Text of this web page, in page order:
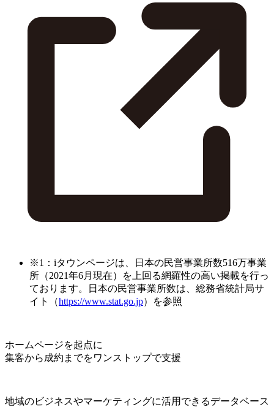
※1：iタウンページは、日本の民営事業所数516万事業
所（2021年6月現在）を上回る網羅性の高い掲載を行っ
ております。日本の民営事業所数は、総務省統計局サ
イト（https://www.stat.go.jp）を参照
ホームページを起点に
集客から成約までをワンストップで支援
地域のビジネスやマーケティングに活用できるデータベース